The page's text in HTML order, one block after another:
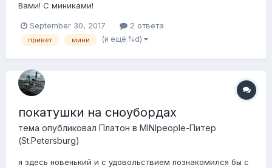
Вами! С миниками!
September 30, 2017 2 ответа
привет мини (и ещё %d)
покатушки на сноубордах
тема опубликовал Платон в MINIpeople-Питер
(St.Petersburg)
я здесь новенький и с удовольствием познакомился бы с